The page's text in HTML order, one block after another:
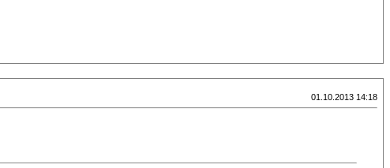
01.10.2013 14:18